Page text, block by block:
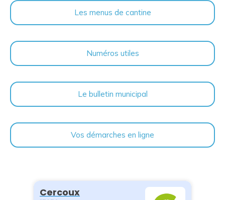
Les menus de cantine
Numéros utiles
Le bulletin municipal
Vos démarches en ligne